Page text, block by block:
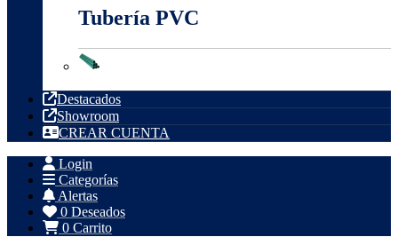
Tubería PVC
Destacados
Showroom
CREAR CUENTA
Login
Categorías
Alertas
0 Deseados
0 Carrito